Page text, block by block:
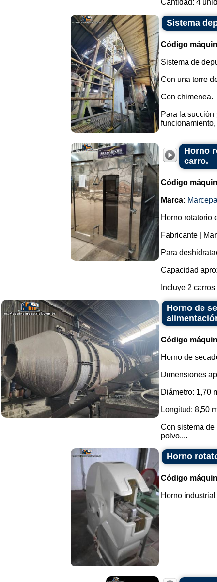
Cantidad: 4
Sistema
Código
Sistema de
Con una torre
Con chimenea.
Para la
Horno
carro.
Código
Marca:
Horno rotatorio
Fabricante |
Para
Capacidad
Incluye 2
Horno de
Código
Horno de
Dimensiones
Diámetro: 1,70
Longitud: 8,50
Con sistema de
polvo....
Horno
Código
Horno